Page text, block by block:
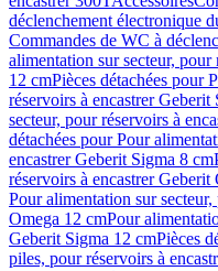
déclenchement électronique
Commandes de WC à
alimentation sur secteur,
12 cmPièces détachées pour
réservoirs à encastrer Geberit
secteur, pour réservoirs à
détachées pour Pour
encastrer Geberit Sigma 8 cm
réservoirs à encastrer Geberit
Pour alimentation sur
Omega 12 cmPour
Geberit Sigma 12 cmPièces
piles, pour réservoirs à